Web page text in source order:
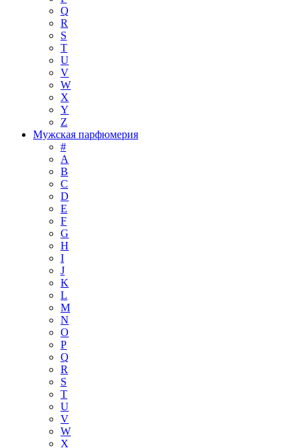
Q
R
S
T
U
V
W
X
Y
Z
Мужская парфюмерия
#
A
B
C
D
E
F
G
H
I
J
K
L
M
N
O
P
Q
R
S
T
U
V
W
X